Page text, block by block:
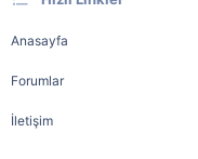
Anasayfa
Forumlar
İletişim